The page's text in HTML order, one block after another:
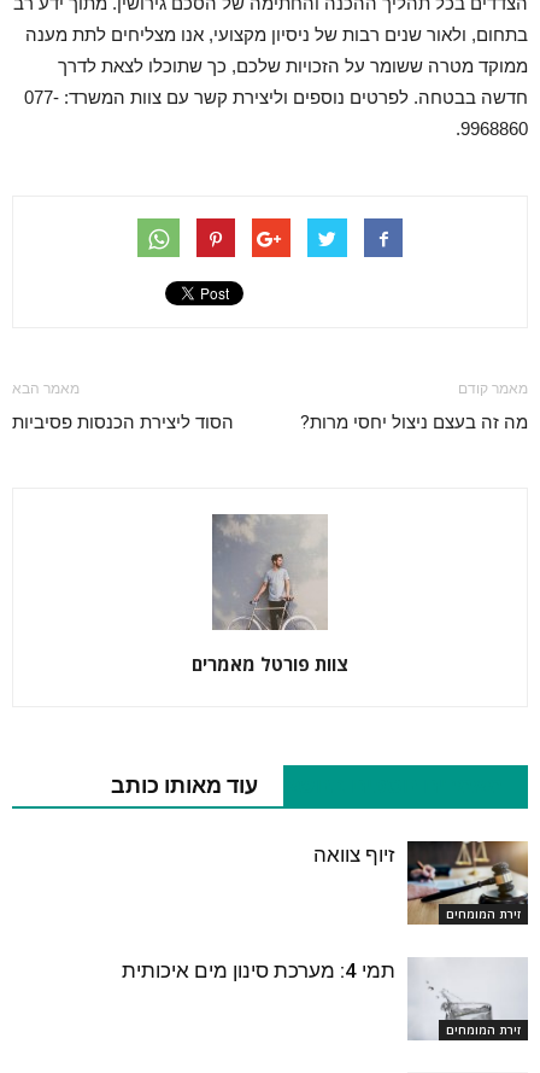
בתחום, ולאור שנים רבות של ניסיון מקצועי, אנו מצליחים לתת מענה
ממוקד מטרה ששומר על הזכויות שלכם, כך שתוכלו לצאת לדרך
חדשה בבטחה. לפרטים נוספים וליצירת קשר עם צוות המשרד: 077-
9968860.
מאמר קודם
מה זה בעצם ניצול יחסי מרות?
מאמר הבא
הסוד ליצירת הכנסות פסיביות
צוות פורטל מאמרים
עוד מאותו כותב
זירת המומחים
זיוף צוואה
זירת המומחים
תמי 4: מערכת סינון מים איכותית